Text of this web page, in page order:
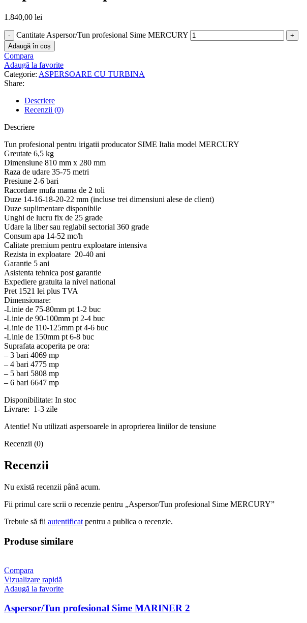
1.840,00 lei
Cantitate Aspersor/Tun profesional Sime MERCURY
Adaugă în coș
Compara
Adaugă la favorite
Categorie: ASPERSOARE CU TURBINA
Share:
Descriere
Recenzii (0)
Descriere
Tun profesional pentru irigatii producator SIME Italia model MERCURY
Greutate 6,5 kg
Dimensiune 810 mm x 280 mm
Raza de udare 35-75 metri
Presiune 2-6 bari
Racordare mufa mama de 2 toli
Duze 14-16-18-20-22 mm (incluse trei dimensiuni alese de client)
Duze suplimentare disponibile
Unghi de lucru fix de 25 grade
Udare la liber sau reglabil sectorial 360 grade
Consum apa 14-52 mc/h
Calitate premium pentru exploatare intensiva
Rezista in exploatare 20-40 ani
Garantie 5 ani
Asistenta tehnica post garantie
Expediere gratuita la nivel national
Pret 1521 lei plus TVA
Dimensionare:
-Linie de 75-80mm pt 1-2 buc
-Linie de 90-100mm pt 2-4 buc
-Linie de 110-125mm pt 4-6 buc
-Linie de 150mm pt 6-8 buc
Suprafata acoperita pe ora:
– 3 bari 4069 mp
– 4 bari 4775 mp
– 5 bari 5808 mp
– 6 bari 6647 mp
Disponibilitate: In stoc
Livrare: 1-3 zile
Atentie! Nu utilizati aspersoarele in aproprierea liniilor de tensiune
Recenzii (0)
Recenzii
Nu există recenzii până acum.
Fii primul care scrii o recenzie pentru „Aspersor/Tun profesional Sime MERCURY”
Trebuie să fii autentificat pentru a publica o recenzie.
Produse similare
Compara
Vizualizare rapidă
Adaugă la favorite
Aspersor/Tun profesional Sime MARINER 2